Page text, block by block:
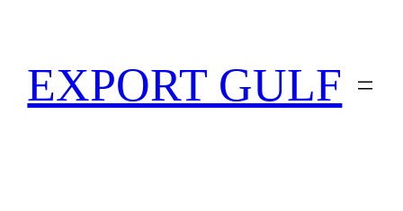
EXPORT GULF